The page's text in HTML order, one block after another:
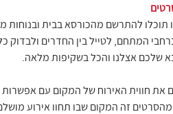
תוכלו להתרשם מהכורסא בבית ובנוחות
המתחם, לטייל בין החדרים ולבדוק
שלכם אצלנו והכל בשקיפות מלאה.
360 מעניק לכם את חווית האירוח של המקום עם
מהסרטים זה המקום שבו תחוו אירוע